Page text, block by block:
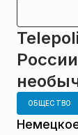
ОБЩЕСТВО